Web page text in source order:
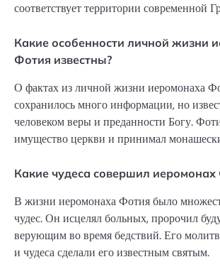
соответствует территории современной
Какие особенности личной жизни
Фотия известны?
О фактах из личной жизни иеромонаха
сохранилось много информации, но
человеком веры и преданности Богу.
имущество церкви и принимал
Какие чудеса совершил иеромонах
В жизни иеромонаха Фотия было
чудес. Он исцелял больных, пророчил
верующим во время бедствий. Его
и чудеса сделали его известным святым.